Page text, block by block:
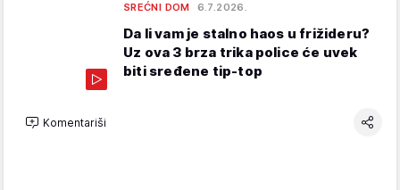
SREĆNI DOM 6.7.2026.
Da li vam je stalno haos u frižideru?
Uz ova 3 brza trika police će uvek
biti sređene tip-top
Komentariši